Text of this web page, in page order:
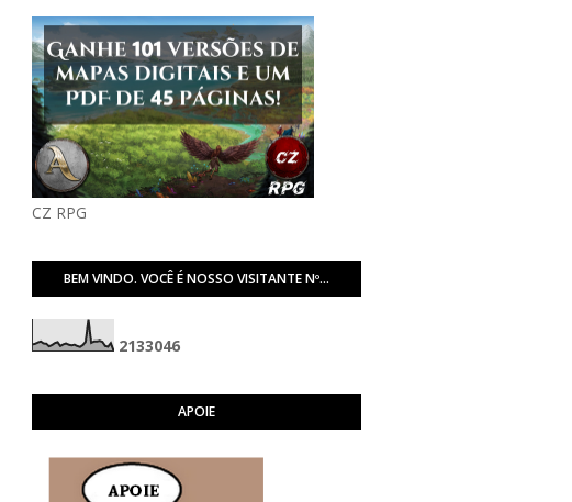
CZ RPG
BEM VINDO. VOCÊ É NOSSO VISITANTE Nº...
2133046
APOIE